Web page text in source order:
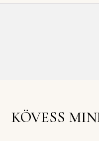
KÖVESS